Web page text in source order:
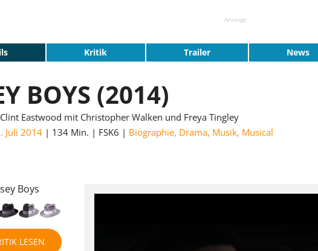
Anzeige
Kritik Trailer News
BOYS (2014)
Clint Eastwood mit Christopher Walken und Freya Tingley
Juli 2014 134 Min. FSK6 Biographie, Drama, Musik, Musical
LESEN